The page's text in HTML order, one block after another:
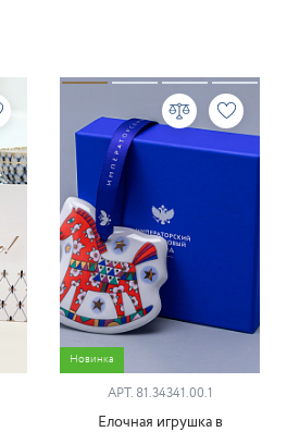
Новинка
АРТ. 81.34341.00.1
Елочная игрушка в